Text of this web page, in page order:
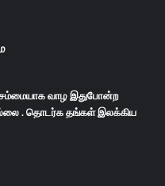
வாழ இதுபோன்ற
. தொடர்க தங்கள் இலக்கிய